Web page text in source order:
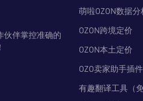
伙伴掌控准确的
萌啦OZON数据分
OZON跨境定价
OZON本土定价
OZO卖家助手插件
有趣翻译工具（